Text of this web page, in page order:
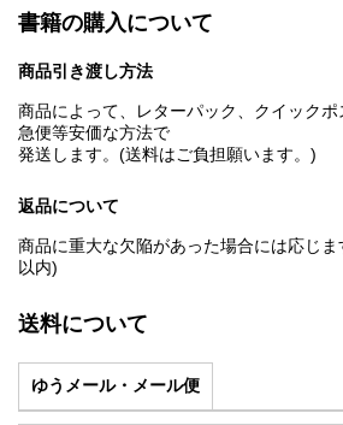
書籍の購入について
商品引き渡し方法
商品によって、レターパック、クイック
急便等安価な方法で
発送します。(送料はご負担願います。)
返品について
商品に重大な欠陥があった場合には応じ
以内)
送料について
ゆうメール・メール便